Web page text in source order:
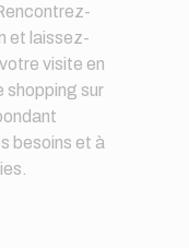
et laissez-
visite en
shopping sur
besoins et à